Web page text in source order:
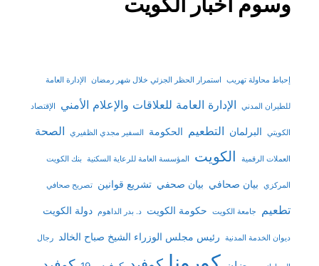
إحباط محاولة تهريب استمرار الحظر الجزئي خلال شهر رمضان الإدارة العامة
للطيران المدني الإدارة العامة للعلاقات والإعلام الأمني الإقتصاد
الكويتي البرلمان التطعيم الحكومة السفير مجدي الظفيري الصحة
العملات الرقمية الكويت المؤسسة العامة للرعاية السكنية بنك الكويت
المركزي بيان صحافي بيان صحفي تشريع قوانين تصريح صحافي
تطعيم جامعة الكويت حكومة الكويت د. بدر الداهوم دولة الكويت
ديوان الخدمة المدنية رئيس مجلس الوزراء الشيخ صباح الخالد رجال